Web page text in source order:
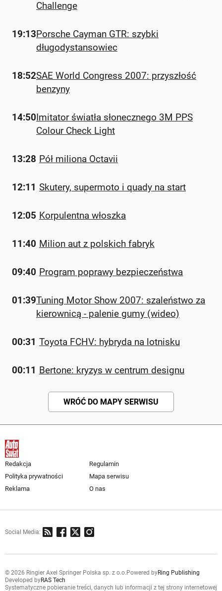
Challenge
19:13Porsche Cayman GTR: szybki
długodystansowiec
18:52SAE World Congress 2007: przyszłość
benzyny
14:50Imitator światła słonecznego 3M PPS
Colour Check Light
13:28 Pół miliona Octavii
12:11 Skutery, supermoto i quady na start
12:05 Korpulentna włoszka
11:40 Milion aut z polskich fabryk
09:40 Program poprawy bezpieczeństwa
01:39Tuning Motor Show 2007: szaleństwo za
kierownicą - palenie gumy (wideo)
00:31 Toyota FCHV: hybryda na lotnisku
00:11 Bertone: kryzys w centrum designu
WRÓĆ DO MAPY SERWISU
Redakcja
Regulamin
Polityka prywatności
Mapa serwisu
Reklama
O nas
Social Media:
© 2026 Ringier Axel Springer Polska sp. z o.o. Powered byRing Publishing
Developed byRAS Tech
Systematyczne pobieranie treści, danych lub informacji z tej strony internetowej